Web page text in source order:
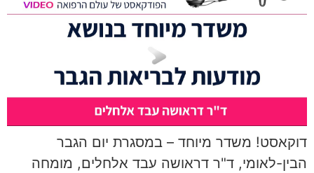
דוקאסט! משדר מיוחד – במסגרת יום הגבר
הבין-לאומי, ד"ר דראושה עבד אלחלים, מומחה